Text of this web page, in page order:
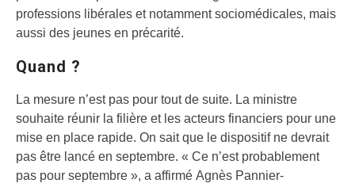
professions libérales et notamment sociomédicales, mais
aussi des jeunes en précarité.
Quand ?
La mesure n’est pas pour tout de suite. La ministre
souhaite réunir la filière et les acteurs financiers pour une
mise en place rapide. On sait que le dispositif ne devrait
pas être lancé en septembre. « Ce n’est probablement
pas pour septembre », a affirmé Agnès Pannier-